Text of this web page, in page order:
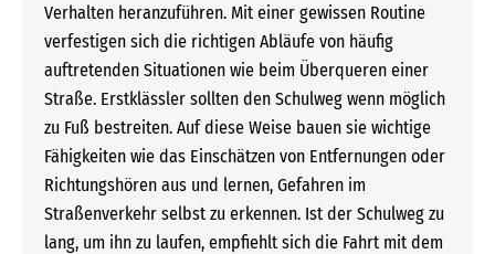
Verhalten heranzuführen. Mit einer gewissen Routine
verfestigen sich die richtigen Abläufe von häufig
auftretenden Situationen wie beim Überqueren einer
Straße. Erstklässler sollten den Schulweg wenn möglich
zu Fuß bestreiten. Auf diese Weise bauen sie wichtige
Fähigkeiten wie das Einschätzen von Entfernungen oder
Richtungshören aus und lernen, Gefahren im
Straßenverkehr selbst zu erkennen. Ist der Schulweg zu
lang, um ihn zu laufen, empfiehlt sich die Fahrt mit dem